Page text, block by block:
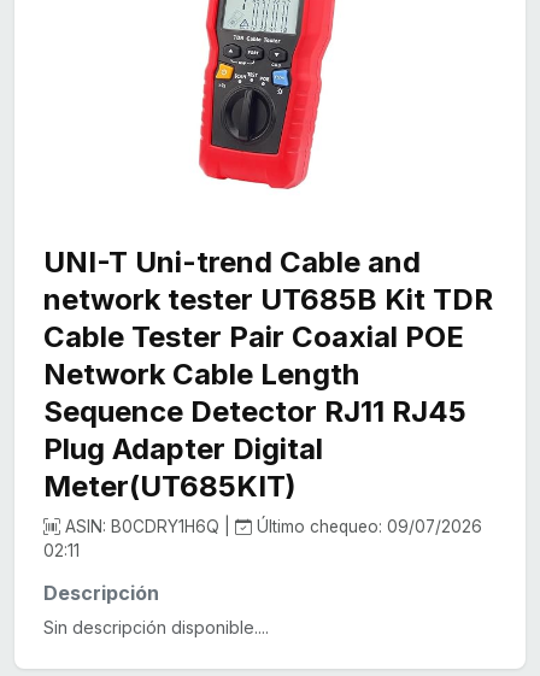
UNI-T Uni-trend Cable and
network tester UT685B Kit TDR
Cable Tester Pair Coaxial POE
Network Cable Length
Sequence Detector RJ11 RJ45
Plug Adapter Digital
Meter(UT685KIT)
ASIN: B0CDRY1H6Q |
Último chequeo: 09/07/2026
02:11
Descripción
Sin descripción disponible....